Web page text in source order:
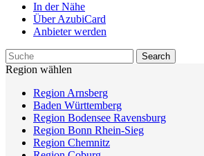
In der Nähe
Über AzubiCard
Anbieter werden
Region wählen
Region Arnsberg
Baden Württemberg
Region Bodensee Ravensburg
Region Bonn Rhein-Sieg
Region Chemnitz